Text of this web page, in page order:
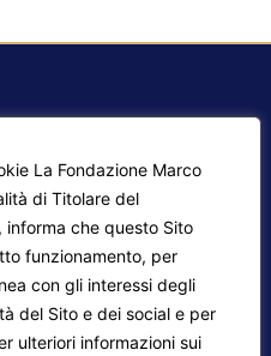
La Fondazione Marco
di Titolare del
che questo Sito
funzionamento, per
con gli interessi degli
del Sito e dei social e per
ulteriori informazioni sui
corsi